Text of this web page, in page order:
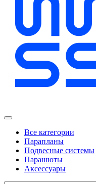
Все категории
Парапланы
Подвесные системы
Парашюты
Аксессуары